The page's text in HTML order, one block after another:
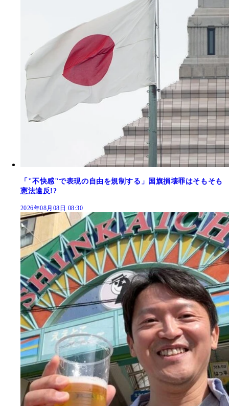
「"不快感"で表現の自由を規制する」国旗損壊罪はそもそも
憲法違反!?
2026年08月08日 08:30